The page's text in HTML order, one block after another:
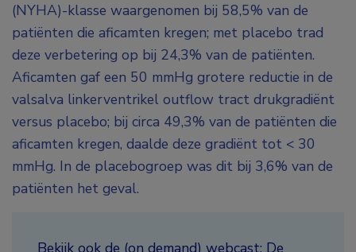
(NYHA)-klasse waargenomen bij 58,5% van de
patiënten die aficamten kregen; met placebo trad
deze verbetering op bij 24,3% van de patiënten.
Aficamten gaf een 50 mmHg grotere reductie in de
valsalva linkerventrikel outflow tract drukgradiënt
versus placebo; bij circa 49,3% van de patiënten die
aficamten kregen, daalde deze gradiënt tot < 30
mmHg. In de placebogroep was dit bij 3,6% van de
patiënten het geval.
Bekijk ook de (on demand) webcast: De